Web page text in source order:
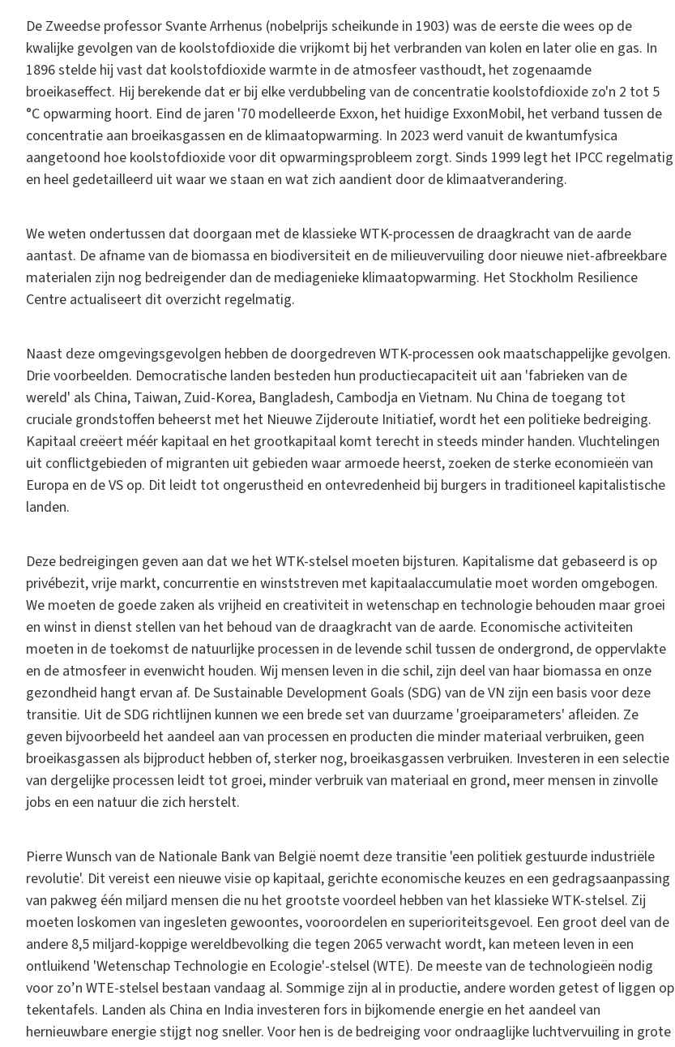
De Zweedse professor Svante Arrhenus (nobelprijs scheikunde in 1903) was de eerste die wees op de
kwalijke gevolgen van de koolstofdioxide die vrijkomt bij het verbranden van kolen en later olie en gas. In
1896 stelde hij vast dat koolstofdioxide warmte in de atmosfeer vasthoudt, het zogenaamde
broeikaseffect. Hij berekende dat er bij elke verdubbeling van de concentratie koolstofdioxide zo'n 2 tot 5
°C opwarming hoort. Eind de jaren '70 modelleerde Exxon, het huidige ExxonMobil, het verband tussen de
concentratie aan broeikasgassen en de klimaatopwarming. In 2023 werd vanuit de kwantumfysica
aangetoond hoe koolstofdioxide voor dit opwarmingsprobleem zorgt. Sinds 1999 legt het IPCC regelmatig
en heel gedetailleerd uit waar we staan en wat zich aandient door de klimaatverandering.
We weten ondertussen dat doorgaan met de klassieke WTK-processen de draagkracht van de aarde
aantast. De afname van de biomassa en biodiversiteit en de milieuvervuiling door nieuwe niet-afbreekbare
materialen zijn nog bedreigender dan de mediagenieke klimaatopwarming. Het Stockholm Resilience
Centre actualiseert dit overzicht regelmatig.
Naast deze omgevingsgevolgen hebben de doorgedreven WTK-processen ook maatschappelijke gevolgen.
Drie voorbeelden. Democratische landen besteden hun productiecapaciteit uit aan 'fabrieken van de
wereld' als China, Taiwan, Zuid-Korea, Bangladesh, Cambodja en Vietnam. Nu China de toegang tot
cruciale grondstoffen beheerst met het Nieuwe Zijderoute Initiatief, wordt het een politieke bedreiging.
Kapitaal creëert méér kapitaal en het grootkapitaal komt terecht in steeds minder handen. Vluchtelingen
uit conflictgebieden of migranten uit gebieden waar armoede heerst, zoeken de sterke economieën van
Europa en de VS op. Dit leidt tot ongerustheid en ontevredenheid bij burgers in traditioneel kapitalistische
landen.
Deze bedreigingen geven aan dat we het WTK-stelsel moeten bijsturen. Kapitalisme dat gebaseerd is op
privébezit, vrije markt, concurrentie en winststreven met kapitaalaccumulatie moet worden omgebogen.
We moeten de goede zaken als vrijheid en creativiteit in wetenschap en technologie behouden maar groei
en winst in dienst stellen van het behoud van de draagkracht van de aarde. Economische activiteiten
moeten in de toekomst de natuurlijke processen in de levende schil tussen de ondergrond, de oppervlakte
en de atmosfeer in evenwicht houden. Wij mensen leven in die schil, zijn deel van haar biomassa en onze
gezondheid hangt ervan af. De Sustainable Development Goals (SDG) van de VN zijn een basis voor deze
transitie. Uit de SDG richtlijnen kunnen we een brede set van duurzame 'groeiparameters' afleiden. Ze
geven bijvoorbeeld het aandeel aan van processen en producten die minder materiaal verbruiken, geen
broeikasgassen als bijproduct hebben of, sterker nog, broeikasgassen verbruiken. Investeren in een selectie
van dergelijke processen leidt tot groei, minder verbruik van materiaal en grond, meer mensen in zinvolle
jobs en een natuur die zich herstelt.
Pierre Wunsch van de Nationale Bank van België noemt deze transitie 'een politiek gestuurde industriële
revolutie'. Dit vereist een nieuwe visie op kapitaal, gerichte economische keuzes en een gedragsaanpassing
van pakweg één miljard mensen die nu het grootste voordeel hebben van het klassieke WTK-stelsel. Zij
moeten loskomen van ingesleten gewoontes, vooroordelen en superioriteitsgevoel. Een groot deel van de
andere 8,5 miljard-koppige wereldbevolking die tegen 2065 verwacht wordt, kan meteen leven in een
ontluikend 'Wetenschap Technologie en Ecologie'-stelsel (WTE). De meeste van de technologieën nodig
voor zo’n WTE-stelsel bestaan vandaag al. Sommige zijn al in productie, andere worden getest of liggen op
tekentafels. Landen als China en India investeren fors in bijkomende energie en het aandeel van
hernieuwbare energie stijgt nog sneller. Voor hen is de bedreiging voor ondraaglijke luchtvervuiling in grote